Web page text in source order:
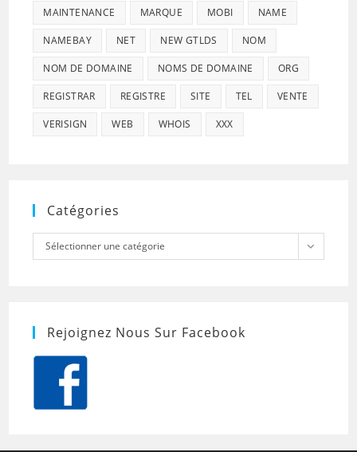
MAINTENANCE MARQUE MOBI NAME
NAMEBAY NET NEW GTLDS NOM
NOM DE DOMAINE NOMS DE DOMAINE ORG
REGISTRAR REGISTRE SITE TEL VENTE
VERISIGN WEB WHOIS XXX
Catégories
Catégories
Sélectionner une catégorie
Rejoignez Nous Sur Facebook